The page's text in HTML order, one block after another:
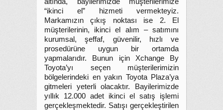
“ikinci el” hizmeti vermekteyiz.
Markamızın çıkış noktası ise 2. El
müşterilerinin, ikinci el alım – satımını
kurumsal, şeffaf, güvenilir, hızlı ve
prosedürüne uygun bir ortamda
yapmalarıdır. Bunun için Xchange By
Toyota’yı seçen müşterilerimizin
bölgelerindeki en yakın Toyota Plaza’ya
gitmeleri yeterli olacaktır. Bayilerimizde
yıllık 12.000 adet ikinci el satış işlemi
gerçekleşmektedir. Satışı gerçekleştirilen